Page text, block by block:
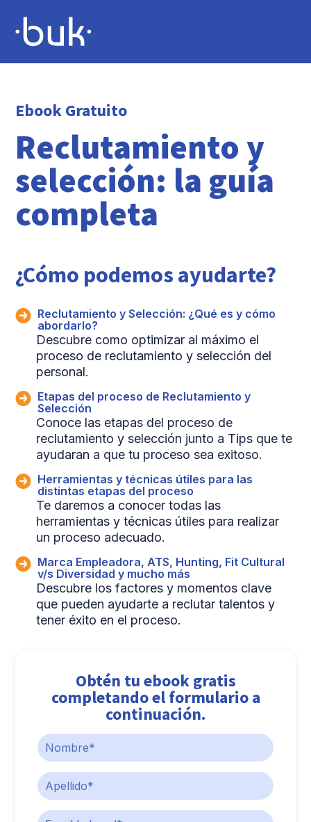
Ebook Gratuito
Reclutamiento y
selección: la guía
completa
¿Cómo podemos ayudarte?
Reclutamiento y Selección: ¿Qué es y cómo
abordarlo?
Descubre como optimizar al máximo el
proceso de reclutamiento y selección del
personal.
Etapas del proceso de Reclutamiento y
Selección
Conoce las etapas del proceso de
reclutamiento y selección junto a Tips que te
ayudaran a que tu proceso sea exitoso.
Herramientas y técnicas útiles para las
distintas etapas del proceso
Te daremos a conocer todas las
herramientas y técnicas útiles para realizar
un proceso adecuado.
Marca Empleadora, ATS, Hunting, Fit Cultural
v/s Diversidad y mucho más
Descubre los factores y momentos clave
que pueden ayudarte a reclutar talentos y
tener éxito en el proceso.
Obtén tu ebook gratis
completando el formulario a
continuación.